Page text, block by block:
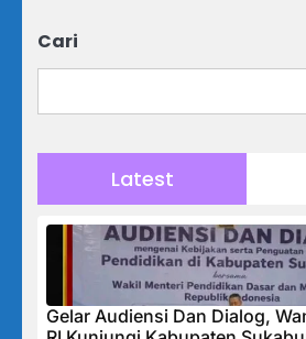
Cari
Latest
Gelar Audiensi Dan Dialog,